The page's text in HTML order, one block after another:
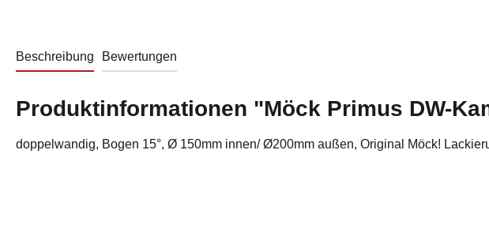
Beschreibung Bewertungen
Produktinformationen "Möck Primus DW-
doppelwandig, Bogen 15°, Ø 150mm innen/ Ø200mm außen, Original Möck!